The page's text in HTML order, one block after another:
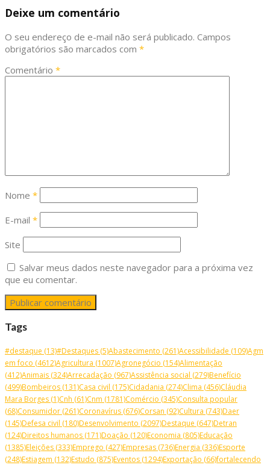
Deixe um comentário
O seu endereço de e-mail não será publicado. Campos
obrigatórios são marcados com *
Comentário *
Nome *
E-mail *
Site
Salvar meus dados neste navegador para a próxima vez
que eu comentar.
Tags
#destaque (13)#Destaques (5)Abastecimento (261)Acessibilidade (109)Agm
em foco (4612)Agricultura (1007)Agronegócio (154)Alimentação
(412)Animais (324)Arrecadação (967)Assistência social (279)Benefício
(499)Bombeiros (131)Casa civil (175)Cidadania (274)Clima (456)Cláudia
Mara Borges (1)Cnh (61)Cnm (1781)Comércio (345)Consulta popular
(68)Consumidor (261)Coronavírus (676)Corsan (92)Cultura (743)Daer
(145)Defesa civil (180)Desenvolvimento (2097)Destaque (647)Detran
(124)Direitos humanos (171)Doação (120)Economia (805)Educação
(1385)Eleições (333)Emprego (427)Empresas (736)Energia (336)Esporte
(248)Estiagem (132)Estudo (875)Eventos (1294)Exportação (66)fortalecendo